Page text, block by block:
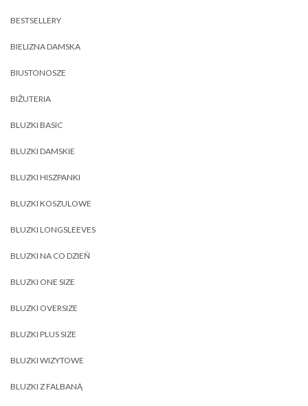
BESTSELLERY
BIELIZNA DAMSKA
BIUSTONOSZE
BIŻUTERIA
BLUZKI BASIC
BLUZKI DAMSKIE
BLUZKI HISZPANKI
BLUZKI KOSZULOWE
BLUZKI LONGSLEEVES
BLUZKI NA CO DZIEŃ
BLUZKI ONE SIZE
BLUZKI OVERSIZE
BLUZKI PLUS SIZE
BLUZKI WIZYTOWE
BLUZKI Z FALBANĄ